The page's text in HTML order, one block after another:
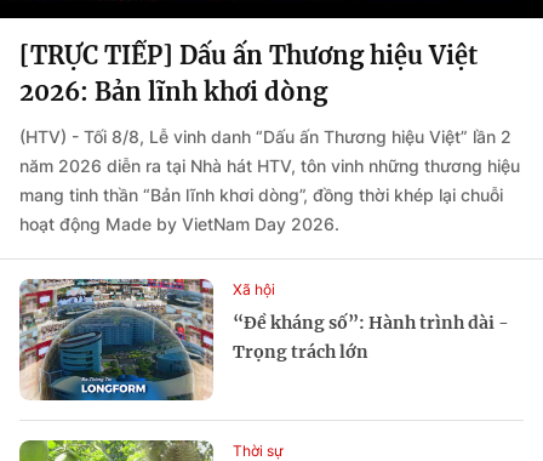
[TRỰC TIẾP] Dấu ấn Thương hiệu Việt
2026: Bản lĩnh khơi dòng
(HTV) - Tối 8/8, Lễ vinh danh “Dấu ấn Thương hiệu Việt” lần 2
năm 2026 diễn ra tại Nhà hát HTV, tôn vinh những thương hiệu
mang tinh thần “Bản lĩnh khơi dòng”, đồng thời khép lại chuỗi
hoạt động Made by VietNam Day 2026.
“Đề kháng số”: Hành trình dài -
Trọng trách lớn
Xã hội
Thời sự